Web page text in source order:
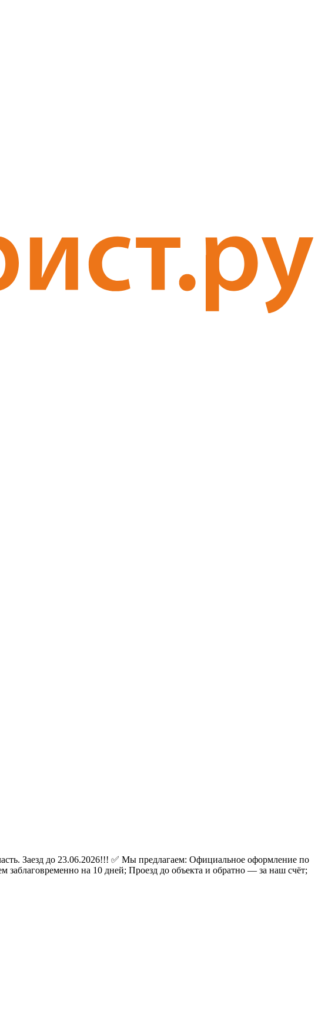
Заезд до 23.06.2026!!! ✅ Мы предлагаем: Официальное оформление по
заблаговременно на 10 дней; Проезд до объекта и обратно — за наш счёт;